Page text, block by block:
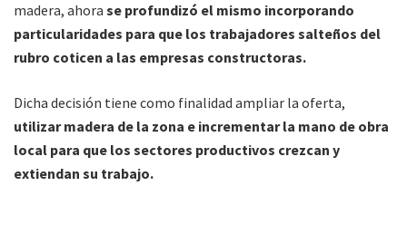
madera, ahora se profundizó el mismo incorporando
particularidades para que los trabajadores salteños del
rubro coticen a las empresas constructoras.
Dicha decisión tiene como finalidad ampliar la oferta,
utilizar madera de la zona e incrementar la mano de obra
local para que los sectores productivos crezcan y
extiendan su trabajo.